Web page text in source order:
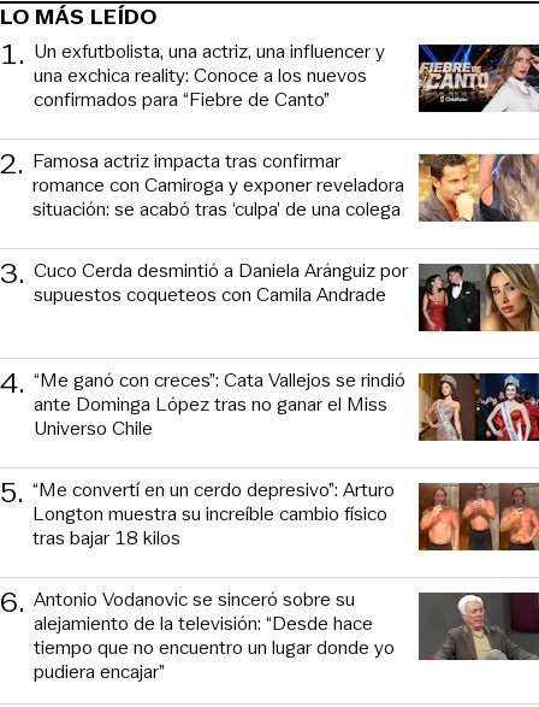
LO MÁS LEÍDO
1. Un exfutbolista, una actriz, una influencer y
una exchica reality: Conoce a los nuevos
confirmados para “Fiebre de Canto”
2. Famosa actriz impacta tras confirmar
romance con Camiroga y exponer reveladora
situación: se acabó tras ‘culpa’ de una colega
3. Cuco Cerda desmintió a Daniela Aránguiz por
supuestos coqueteos con Camila Andrade
4. “Me ganó con creces”: Cata Vallejos se rindió
ante Dominga López tras no ganar el Miss
Universo Chile
5. “Me convertí en un cerdo depresivo”: Arturo
Longton muestra su increíble cambio físico
tras bajar 18 kilos
6. Antonio Vodanovic se sinceró sobre su
alejamiento de la televisión: “Desde hace
tiempo que no encuentro un lugar donde yo
pudiera encajar”